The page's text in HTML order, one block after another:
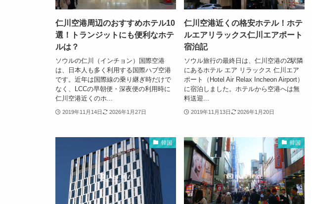
仁川空港周辺のおすすめホテル10
選！トランジットにも便利なホテ
ルは？
ソウルの仁川（インチョン）国際空港
は、日本人も多く利用する国際ハブ空港
です。近年は国際線の乗り継ぎ時だけで
なく、LCCの早朝便・深夜便の利用時に
仁川空港近くのホ...
2019年11月14日 2026年1月27日
仁川空港近くの格安ホテル！ホテ
ルエアリラックス仁川エアポート
宿泊記
ソウル旅行の最終日は、仁川空港の2駅隣
にあるホテル エア リラックス 仁川エア
ポート（Hotel Air Relax Incheon Airport）
に宿泊しました。ホテルから空港へは無
料送迎...
2019年11月13日 2026年1月20日
韓国 韓国